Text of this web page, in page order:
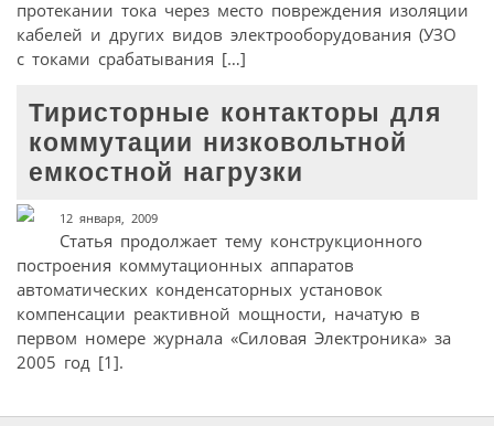
протекании тока через место повреждения изоляции
кабелей и других видов электрооборудования (УЗО
с токами срабатывания […]
Тиристорные контакторы для
коммутации низковольтной
емкостной нагрузки
12 января, 2009
Статья продолжает тему конструкционного
построения коммутационных аппаратов
автоматических конденсаторных установок
компенсации реактивной мощности, начатую в
первом номере журнала «Силовая Электроника» за
2005 год [1].